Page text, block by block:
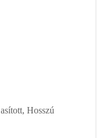
Hosszú